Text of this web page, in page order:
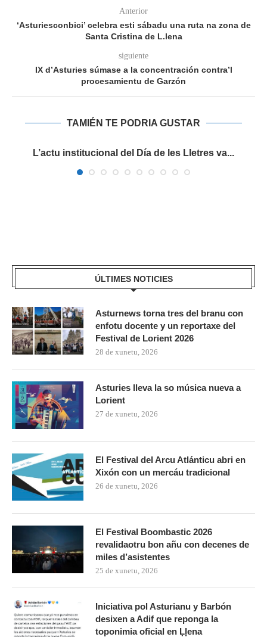
Anterior
‘Asturiesconbici’ celebra esti sábadu una ruta na zona de
Santa Cristina de L.lena
siguiente
IX d’Asturies súmase a la concentración contra’l
procesamientu de Garzón
TAMIÉN TE PODRIA GUSTAR
L’actu institucional del Día de les Lletres va...
ÚLTIMES NOTICIES
Asturnews torna tres del branu con
enfotu docente y un reportaxe del
Festival de Lorient 2026
28 de xunetu, 2026
Asturies lleva la so música nueva a
Lorient
27 de xunetu, 2026
El Festival del Arcu Atlánticu abri en
Xixón con un mercáu tradicional
26 de xunetu, 2026
El Festival Boombastic 2026
revalidaotru bon añu con decenes de
miles d’asistentes
25 de xunetu, 2026
Iniciativa pol Asturianu y Barbón
desixen a Adif que reponga la
toponimia oficial en Ḷḷena